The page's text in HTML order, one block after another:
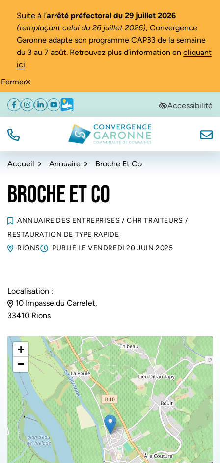
Fermer
Suite à l’arrêté préfectoral du 29 juillet 2026
(remplaçant celui du 26 juillet 2026), Convergence
Garonne adapte son programme CAP33 de la semaine
du 3 au 7 août. Retrouvez plus d’information en cliquant
ici
Aller
navigation
Aller
au
Aller
au
de
Facebook
(ouverture dans un nouvel onglet)
Instagram
(ouverture dans un nouvel onglet)
Linkedin
(ouverture dans un nouvel onglet)
YouTube
(ouverture dans un nouvel onglet)
Météo
(ouverture dans un nouvel onglet)Accessibilité
TÉL. Convergence Garonne
Accueil Annuaire Broche Et Co
BROCHE ET CO
ANNUAIRE DES ENTREPRISES / CHR TRAITEURS /
RESTAURATION DE TYPE RAPIDE
RIONS
PUBLIÉ LE VENDREDI 20 JUIN 2025
Localisation :
10 Impasse du Carrelet,
33410 Rions
+
−